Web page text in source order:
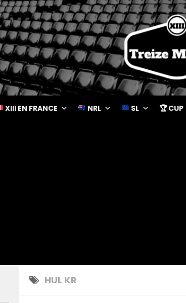
XIII EN FRANCE NRL SL 🏆 CUP
HUL KR